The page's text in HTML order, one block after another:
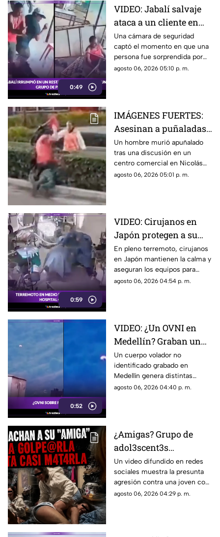
0:49
VIDEO: Jabalí salvaje
ataca a un cliente en
una tienda de té en
India
Una cámara de seguridad
captó el momento en que una
persona fue sorprendida por
un animal salvaje dentro de un
agosto 06, 2026 05:10 p. m.
IMÁGENES FUERTES:
Asesinan a puñaladas
a un hombre en plena
vía pública en Edomex
Un hombre murió apuñalado
tras una discusión en un
centro comercial en Nicolás
Romero, Edomex. Conoce los
agosto 06, 2026 05:01 p. m.
0:59
VIDEO: Cirujanos en
Japón protegen a su
paciente durante un
terremoto en la sala de
operaciones
En pleno terremoto, cirujanos
en Japón mantienen la calma y
aseguran los equipos para
proteger a su paciente en la
agosto 06, 2026 04:54 p. m.
0:52
VIDEO: ¿Un OVNI en
Medellín? Graban un
objeto volador sobre las
montañas
Un cuerpo volador no
identificado grabado en
Medellín genera distintas
opiniones. Usuarios discuten
agosto 06, 2026 04:40 p. m.
¿Amigas? Grupo de
adol3scent3s
emborrachan a
jov3nc1ta y la agr3den
a golpes: grabaron todo
Un video difundido en redes
sociales muestra la presunta
agresión contra una joven con
epilepsia en Estados Unidos. El
agosto 06, 2026 04:29 p. m.